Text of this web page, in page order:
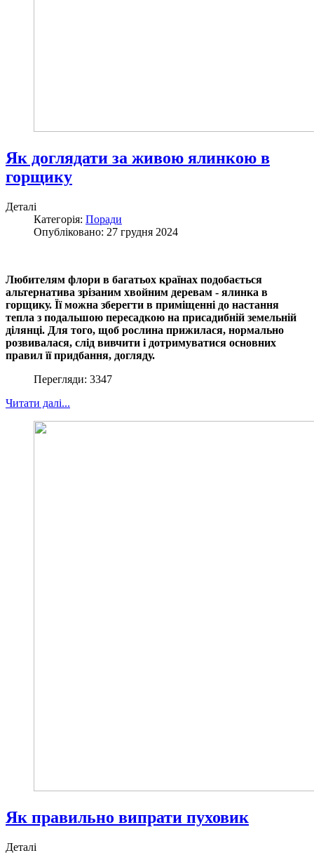
Як доглядати за живою ялинкою в
горщику
Деталі
Категорія: Поради
Опубліковано: 27 грудня 2024
Любителям флори в багатьох країнах подобається
альтернатива зрізаним хвойним деревам - ялинка в
горщику. Її можна зберегти в приміщенні до настання
тепла з подальшою пересадкою на присадибній земельній
ділянці. Для того, щоб рослина прижилася, нормально
розвивалася, слід вивчити і дотримуватися основних
правил її придбання, догляду.
Перегляди: 3347
Читати далі...
Як правильно випрати пуховик
Деталі